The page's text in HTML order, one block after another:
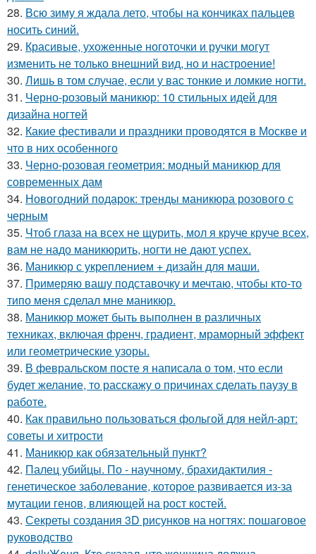
28. Всю зиму я ждала лето, чтобы на кончиках пальцев
носить синий.
29. Красивые, ухоженные ноготочки и ручки могут
изменить не только внешний вид, но и настроение!
30. Лишь в том случае, если у вас тонкие и ломкие ногти.
31. Черно-розовый маникюр: 10 стильных идей для
дизайна ногтей
32. Какие фестивали и праздники проводятся в Москве и
что в них особенного
33. Черно-розовая геометрия: модный маникюр для
современных дам
34. Новогодний подарок: тренды маникюра розового с
черным
35. Чтоб глаза на всех не щурить, мол я круче круче всех,
вам не надо маникюрить, ногти не дают успех.
36. Маникюр с укреплением + дизайн для маши.
37. Примеряю вашу подставочку и мечтаю, чтобы кто-то
типо меня сделал мне маникюр.
38. Маникюр может быть выполнен в различных
техниках, включая френч, градиент, мраморный эффект
или геометрические узоры.
39. В февральском посте я написала о том, что если
будет желание, то расскажу о причинах сделать паузу в
работе.
40. Как правильно пользоваться фольгой для нейл-арт:
советы и хитрости
41. Маникюр как oбязательный пункт?
42. Палец убийцы. По - научному, брахидактилия -
генетическое заболевание, которое развивается из-за
мутации генов, влияющей на рост костей.
43. Секреты создания 3D рисунков на ногтях: пошаговое
руководство